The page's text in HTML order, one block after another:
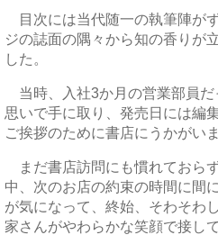
目次には当代随一の執筆陣が
ジの誌面の隅々から知の香りが
した。
当時、入社3か月の営業部員だ
思いで手に取り、発売日には編
ご挨拶のために書店にうかがいま
まだ書店訪問にも慣れておら
中、次のお店の約束の時間に間
が気になって、終始、そわそわ
家さんがやわらかな笑顔で接し